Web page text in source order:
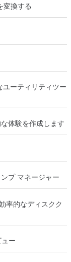
およびゲストオペ
ます。 直感的なホ
シンに簡単にアク
ンもサポートして
capabilities
encoders:
Video, MPEG-1
MP2, Vorbis,
MKV, FLV, OGM,
変換する
ユーティリティツー
体験を作成します
プ マネージャー
率的なディスクク
ー